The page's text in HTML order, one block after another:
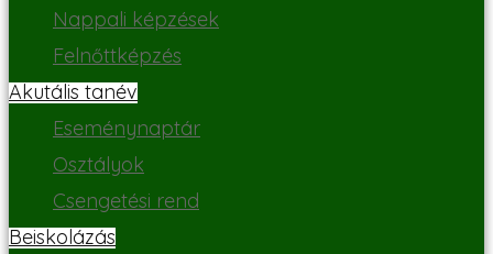
Nappali képzések
Felnőttképzés
Akutális tanév
Eseménynaptár
Osztályok
Csengetési rend
Beiskolázás